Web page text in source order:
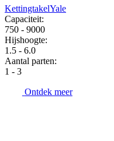
KettingtakelYale
Capaciteit:
750 - 9000
Hijshoogte:
1.5 - 6.0
Aantal parten:
1 - 3
Ontdek meer